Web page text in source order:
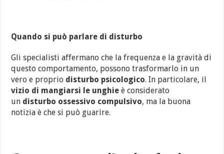
Quando si può parlare di disturbo
Gli specialisti affermano che la frequenza e la gravità di
questo comportamento, possono trasformarlo in un
vero e proprio disturbo psicologico. In particolare, il
vizio di mangiarsi le unghie è considerato
un disturbo ossessivo compulsivo, ma la buona
notizia è che si può guarire.